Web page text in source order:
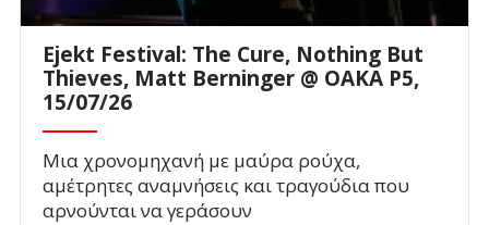
Ejekt Festival: The Cure, Nothing But
Thieves, Matt Berninger @ ΟΑΚΑ P5,
15/07/26
Μια χρονομηχανή με μαύρα ρούχα,
αμέτρητες αναμνήσεις και τραγούδια που
αρνούνται να γεράσουν